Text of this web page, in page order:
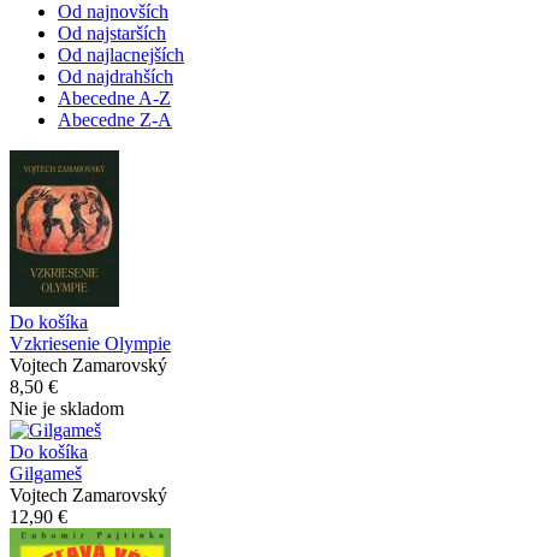
Od najnovších
Od najstarších
Od najlacnejších
Od najdrahších
Abecedne A-Z
Abecedne Z-A
Do košíka
Vzkriesenie Olympie
Vojtech Zamarovský
8,50 €
Nie je skladom
Do košíka
Gilgameš
Vojtech Zamarovský
12,90 €